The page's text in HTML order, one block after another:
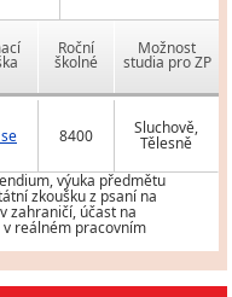
Roční
školné
Možnost
studia pro ZP
8400 Sluchově,
Tělesně
výuka předmětu
zkoušku z psaní na
zahraničí, účast na
reálném pracovním